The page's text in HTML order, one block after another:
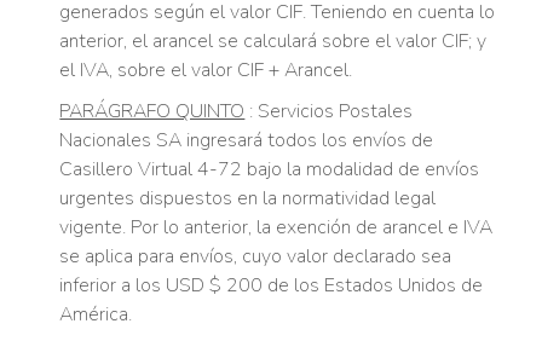
generados según el valor CIF. Teniendo en cuenta lo
anterior, el arancel se calculará sobre el valor CIF; y
el IVA, sobre el valor CIF + Arancel.
PARÁGRAFO QUINTO : Servicios Postales
Nacionales SA ingresará todos los envíos de
Casillero Virtual 4-72 bajo la modalidad de envíos
urgentes dispuestos en la normatividad legal
vigente. Por lo anterior, la exención de arancel e IVA
se aplica para envíos, cuyo valor declarado sea
inferior a los USD $ 200 de los Estados Unidos de
América.